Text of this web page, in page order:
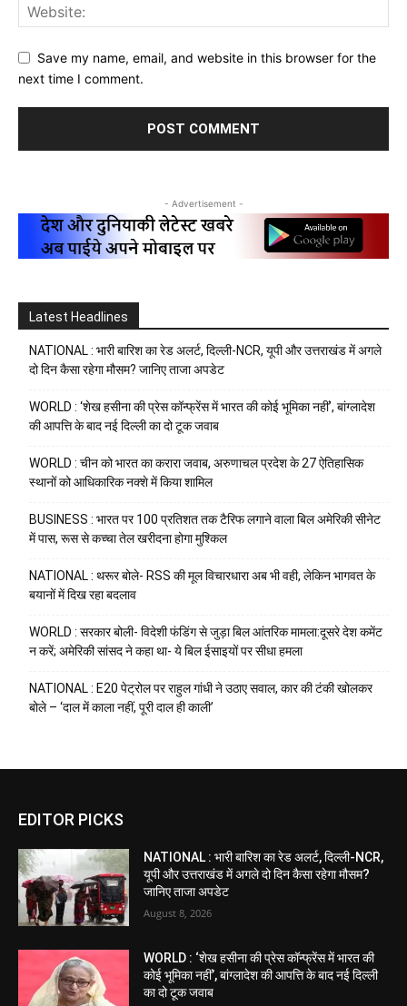
Save my name, email, and website in this browser for the
next time I comment.
- Advertisement -
Latest Headlines
NATIONAL : भारी बारिश का रेड अलर्ट, दिल्ली-NCR, यूपी और उत्तराखंड में अगले
दो दिन कैसा रहेगा मौसम? जानिए ताजा अपडेट
WORLD : ‘शेख हसीना की प्रेस कॉन्फ्रेंस में भारत की कोई भूमिका नहीं’, बांग्लादेश
की आपत्ति के बाद नई दिल्ली का दो टूक जवाब
WORLD : चीन को भारत का करारा जवाब, अरुणाचल प्रदेश के 27 ऐतिहासिक
स्थानों को आधिकारिक नक्शे में किया शामिल
BUSINESS : भारत पर 100 प्रतिशत तक टैरिफ लगाने वाला बिल अमेरिकी सीनेट
में पास, रूस से कच्चा तेल खरीदना होगा मुश्किल
NATIONAL : थरूर बोले- RSS की मूल विचारधारा अब भी वही, लेकिन भागवत के
बयानों में दिख रहा बदलाव
WORLD : सरकार बोली- विदेशी फंडिंग से जुड़ा बिल आंतरिक मामला:दूसरे देश कमेंट
न करें; अमेरिकी सांसद ने कहा था- ये बिल ईसाइयों पर सीधा हमला
NATIONAL : E20 पेट्रोल पर राहुल गांधी ने उठाए सवाल, कार की टंकी खोलकर
बोले – ‘दाल में काला नहीं, पूरी दाल ही काली’
EDITOR PICKS
NATIONAL : भारी बारिश का रेड अलर्ट, दिल्ली-NCR,
यूपी और उत्तराखंड में अगले दो दिन कैसा रहेगा मौसम?
जानिए ताजा अपडेट
August 8, 2026
WORLD : ‘शेख हसीना की प्रेस कॉन्फ्रेंस में भारत की
कोई भूमिका नहीं’, बांग्लादेश की आपत्ति के बाद नई दिल्ली
का दो टूक जवाब